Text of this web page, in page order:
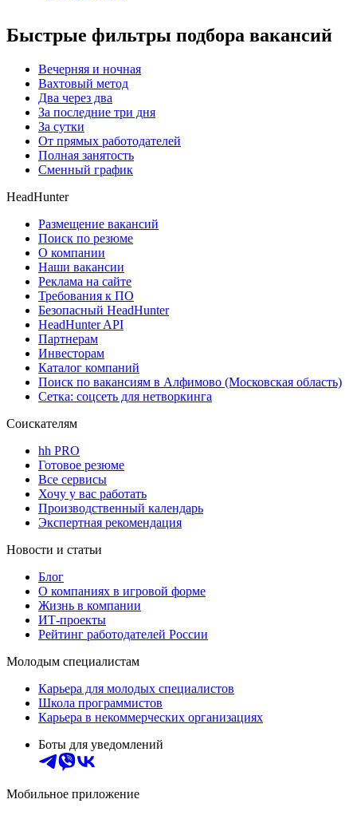
Быстрые фильтры подбора вакансий
Вечерняя и ночная
Вахтовый метод
Два через два
За последние три дня
За сутки
От прямых работодателей
Полная занятость
Сменный график
HeadHunter
Размещение вакансий
Поиск по резюме
О компании
Наши вакансии
Реклама на сайте
Требования к ПО
Безопасный HeadHunter
HeadHunter API
Партнерам
Инвесторам
Каталог компаний
Поиск по вакансиям в Алфимово (Московская область)
Сетка: соцсеть для нетворкинга
Соискателям
hh PRO
Готовое резюме
Все сервисы
Хочу у вас работать
Производственный календарь
Экспертная рекомендация
Новости и статьи
Блог
О компаниях в игровой форме
Жизнь в компании
ИТ-проекты
Рейтинг работодателей России
Молодым специалистам
Карьера для молодых специалистов
Школа программистов
Карьера в некоммерческих организациях
Боты для уведомлений
Мобильное приложение